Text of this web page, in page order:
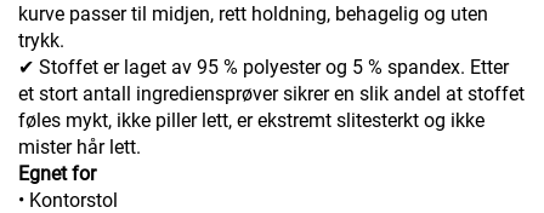
kurve passer til midjen, rett holdning, behagelig og uten
trykk.
✔ Stoffet er laget av 95 % polyester og 5 % spandex. Etter
et stort antall ingrediensprøver sikrer en slik andel at stoffet
føles mykt, ikke piller lett, er ekstremt slitesterkt og ikke
mister hår lett.
Egnet for
• Kontorstol